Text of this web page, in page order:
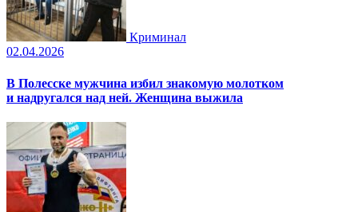
Криминал
02.04.2026
В Полесске мужчина избил знакомую молотком
и надругался над ней. Женщина выжила